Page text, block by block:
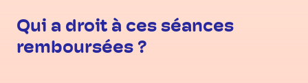
Qui a droit à ces séances
remboursées ?